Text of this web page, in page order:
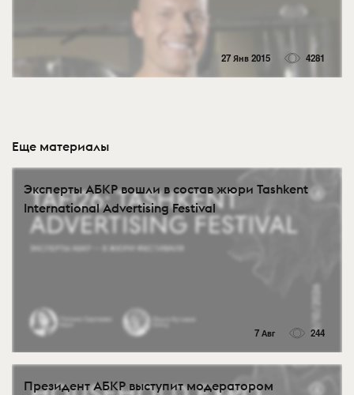
27 Янв 2015 4281
Еще материалы
Эксперты АБКР вошли в состав жюри Tashkent
International Advertising Festival
7 Авг 244
Президент АБКР выступит модератором